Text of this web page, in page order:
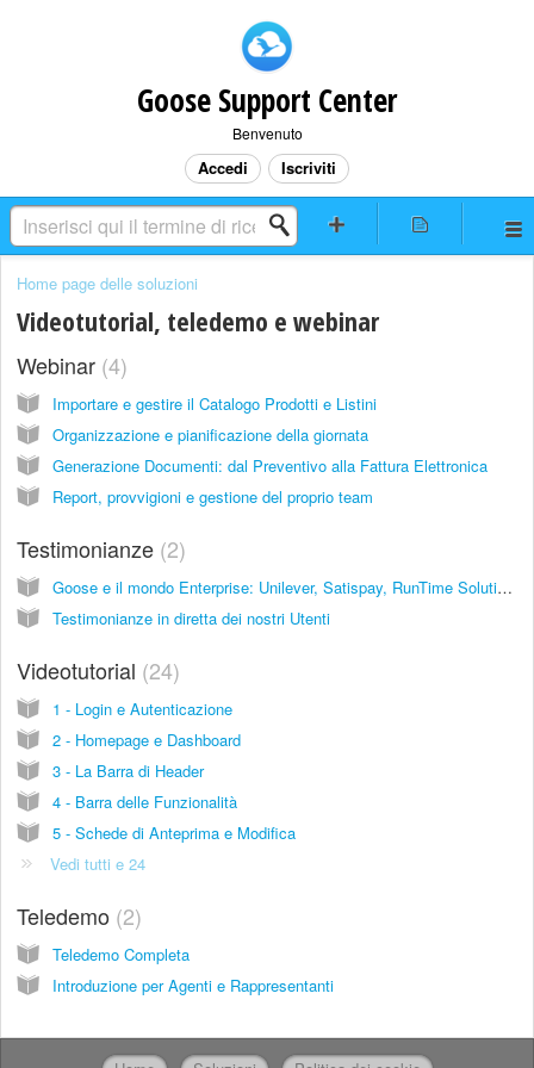
Goose Support Center
Benvenuto
Accedi Iscriviti
Home page delle soluzioni
Videotutorial, teledemo e webinar
Webinar 4
Importare e gestire il Catalogo Prodotti e Listini
Organizzazione e pianificazione della giornata
Generazione Documenti: dal Preventivo alla Fattura Elettronica
Report, provvigioni e gestione del proprio team
Testimonianze 2
Goose e il mondo Enterprise: Unilever, Satispay, RunTime Solutions
Testimonianze in diretta dei nostri Utenti
Videotutorial 24
1 - Login e Autenticazione
2 - Homepage e Dashboard
3 - La Barra di Header
4 - Barra delle Funzionalità
5 - Schede di Anteprima e Modifica
Vedi tutti e 24
Teledemo 2
Teledemo Completa
Introduzione per Agenti e Rappresentanti